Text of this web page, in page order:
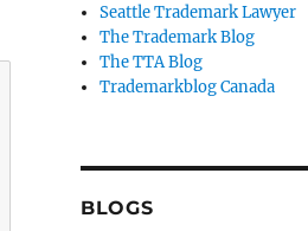
Seattle Trademark Lawyer
The Trademark Blog
The TTA Blog
Trademarkblog Canada
BLOGS